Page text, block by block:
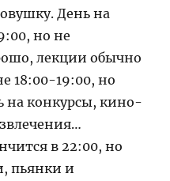
День на
но не
лекции обычно
18:00-19:00, но
на конкурсы, кино-
в 22:00, но
пьянки и